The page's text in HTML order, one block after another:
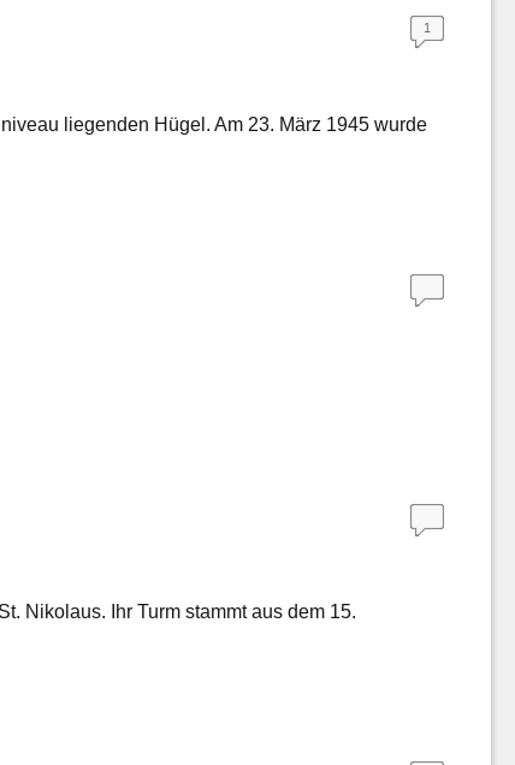
1
liegenden Hügel. Am 23. März 1945 wurde
Nikolaus. Ihr Turm stammt aus dem 15.